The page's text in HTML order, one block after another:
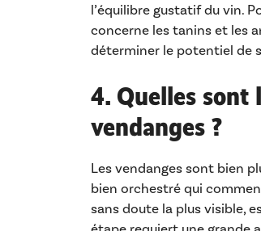
l’équilibre gustatif du vin.
concerne les tanins et les
déterminer le potentiel de
4. Quelles sont
vendanges ?
Les vendanges sont bien
bien orchestré qui
sans doute la plus visible,